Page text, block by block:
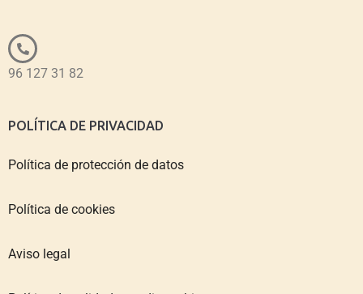
96 127 31 82
POLÍTICA DE PRIVACIDAD
Política de protección de datos
Política de cookies
Aviso legal